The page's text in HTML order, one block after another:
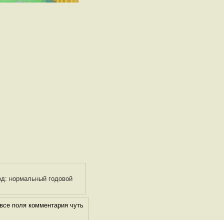
нормальный годовой
поля комментария чуть